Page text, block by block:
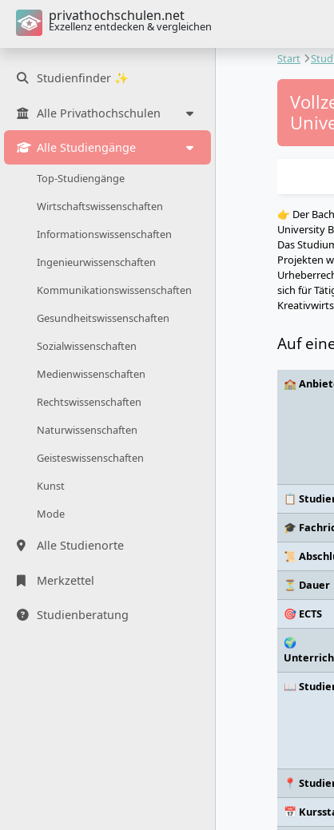
privathochschulen.net
Exzellenz entdecken & vergleichen
Studienfinder ✨
Alle Privathochschulen
Alle Studiengänge
Top-Studiengänge
Wirtschaftswissenschaften
Informationswissenschaften
Ingenieurwissenschaften
Kommunikationswissenschaften
Gesundheitswissenschaften
Sozialwissenschaften
Medienwissenschaften
Rechtswissenschaften
Naturwissenschaften
Geisteswissenschaften
Kunst
Mode
Alle Studienorte
Merkzettel
Studienberatung
Start
👉 Der
University
Das
Projekten
sich für
Auf
🏫
📋
🎓
📜
⏳ Dauer
🎯 ECTS
🌍
📖
📍
📅